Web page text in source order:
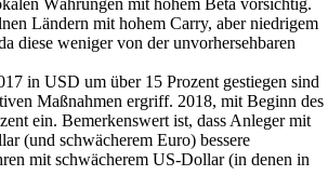
Ländern mit hohem Carry, aber niedrigem
diese weniger von der unvorhersehbaren
in USD um über 15 Prozent gestiegen sind
Maßnahmen ergriff. 2018, mit Beginn des
ein. Bemerkenswert ist, dass Anleger mit
(und schwächerem Euro) bessere
mit schwächerem US-Dollar (in denen in